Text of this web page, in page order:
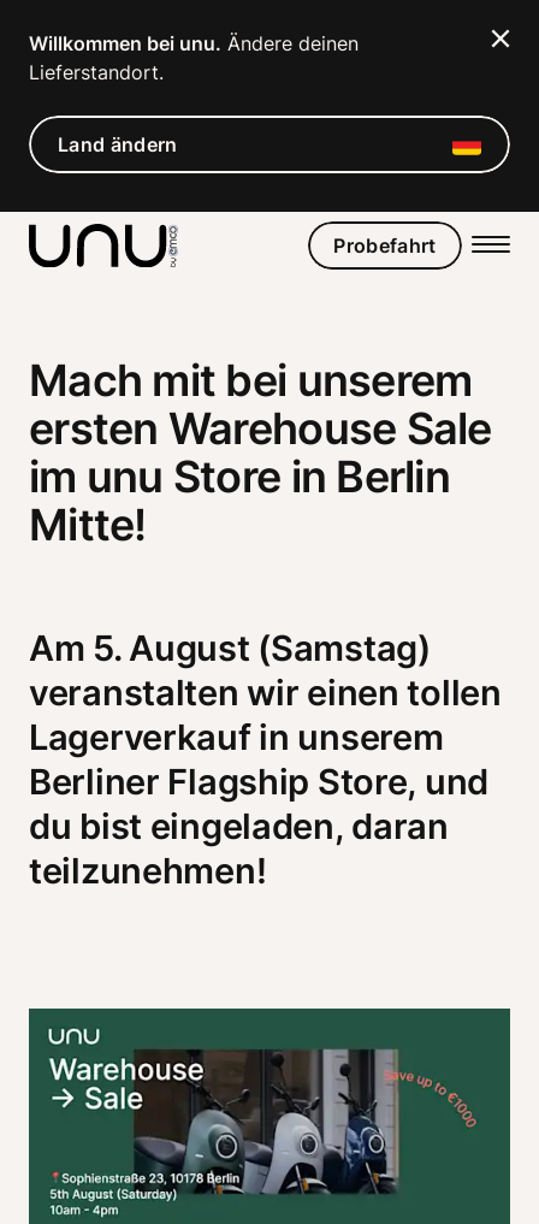
Willkommen bei unu. Ändere deinen
Lieferstandort.
Land ändern
Probefahrt
Mach mit bei unserem
ersten Warehouse Sale
im unu Store in Berlin
Mitte!
Am 5. August (Samstag)
veranstalten wir einen tollen
Lagerverkauf in unserem
Berliner Flagship Store, und
du bist eingeladen, daran
teilzunehmen!